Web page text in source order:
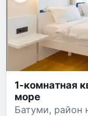
1-комнатная
море
Батуми, район